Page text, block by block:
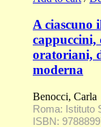
A ciascuno
cappuccini,
oratoriani,
moderna
Benocci, Carla
Roma: Istituto
ISBN: